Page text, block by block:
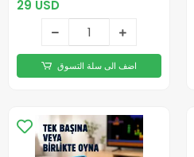
29 USD
اضف الى سلة التسوق